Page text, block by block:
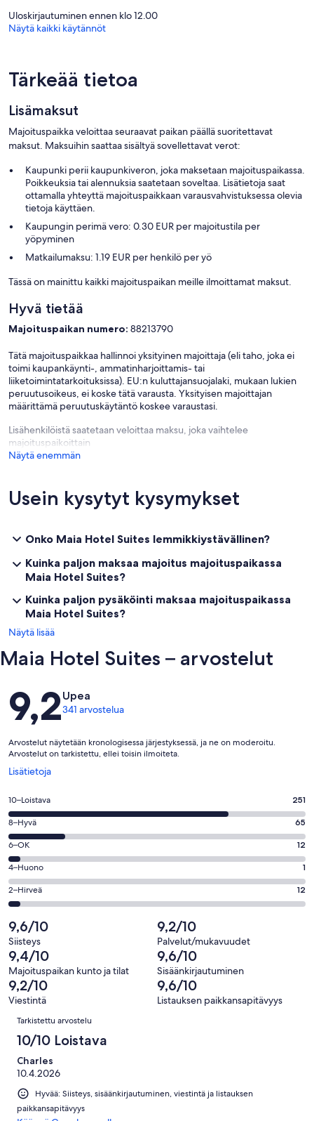
Uloskirjautuminen ennen klo 12.00
Näytä kaikki käytännöt
Tärkeää tietoa
Lisämaksut
Majoituspaikka veloittaa seuraavat paikan päällä suoritettavat
maksut. Maksuihin saattaa sisältyä sovellettavat verot:
Kaupunki perii kaupunkiveron, joka maksetaan majoituspaikassa.
Poikkeuksia tai alennuksia saatetaan soveltaa. Lisätietoja saat
ottamalla yhteyttä majoituspaikkaan varausvahvistuksessa olevia
tietoja käyttäen.
Kaupungin perimä vero: 0.30 EUR per majoitustila per
yöpyminen
Matkailumaksu: 1.19 EUR per henkilö per yö
Tässä on mainittu kaikki majoituspaikan meille ilmoittamat maksut.
Hyvä tietää
Majoituspaikan numero: 88213790
Tätä majoituspaikkaa hallinnoi yksityinen majoittaja (eli taho, joka ei
toimi kaupankäynti-, ammatinharjoittamis- tai
liiketoimintatarkoituksissa). EU:n kuluttajansuojalaki, mukaan lukien
peruutusoikeus, ei koske tätä varausta. Yksityisen majoittajan
määrittämä peruutuskäytäntö koskee varaustasi.
Lisähenkilöistä saatetaan veloittaa maksu, joka vaihtelee
majoituspaikoittain
Näytä enemmän
Usein kysytyt kysymykset
Onko Maia Hotel Suites lemmikkiystävällinen?
Kuinka paljon maksaa majoitus majoituspaikassa
Maia Hotel Suites?
Kuinka paljon pysäköinti maksaa majoituspaikassa
Maia Hotel Suites?
Näytä lisää
Maia Hotel Suites – arvostelut
Arvostelut
9,2Upea
341 arvostelua
Arvostelut näytetään kronologisessa järjestyksessä, ja ne on moderoitu.
Arvostelut on tarkistettu, ellei toisin ilmoiteta.
Lisätietoja
Avautuu
ikkunaan
Arvosana
10
-
Loistava.
251
kautta
341
arvostelua
10–Loistava 251
Arvosana
8
-
Hyvä.
65
kautta
arvostelua
8–Hyvä 65
Arvosana
6
-
OK.
12
kautta
341
arvostelua
6–OK 12
Arvosana
4
-
1
kautta
341
arvostelua
4–Huono 1
Arvosana
2
-
Hirveä.
12
kautta
341
arvostelua
2–Hirveä 12
9,6/10
Siisteys
9,2/10
Palvelut/mukavuudet
9,4/10
Majoituspaikan kunto ja tilat
9,6/10
Sisäänkirjautuminen
9,2/10
Viestintä
9,6/10
Listauksen paikkansapitävyys
Arvostelut
Tarkistettu arvostelu
10/10 Loistava
Charles
10.4.2026
Hyvää: Siisteys, sisäänkirjautuminen, viestintä ja listauksen
paikkansapitävyys